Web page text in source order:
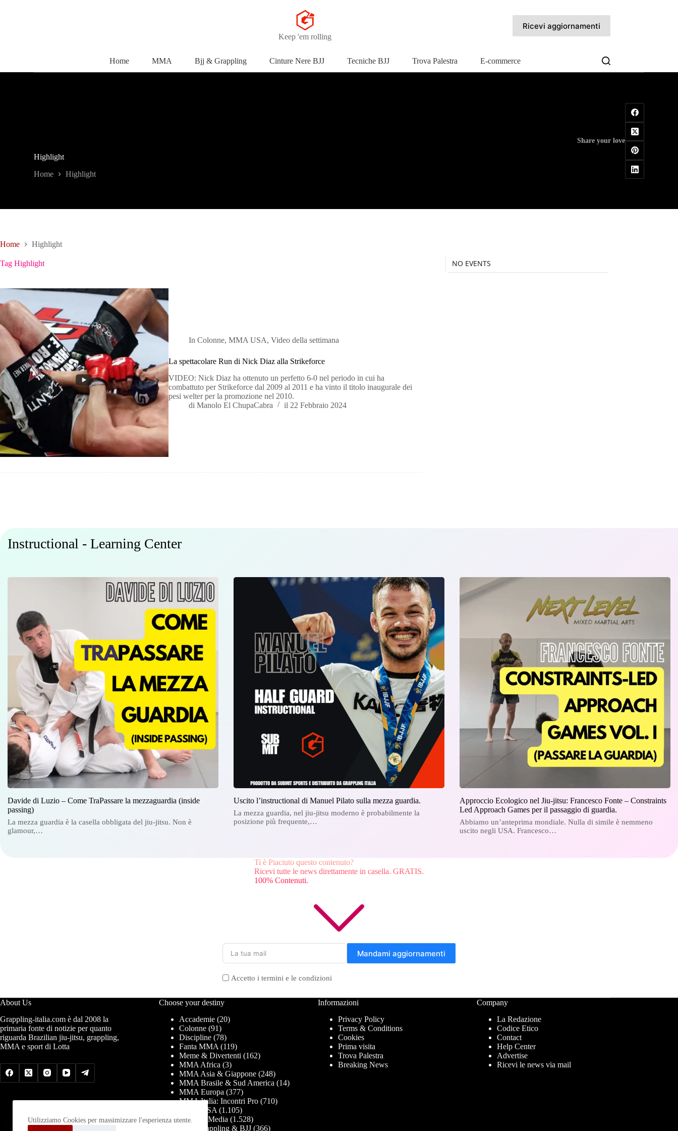
Utilizziamo Cookies per massimizzare l'esperienza utente.
Keep 'em rolling
Ricevi aggiornamenti
Home MMA Bjj & Grappling Cinture Nere BJJ Tecniche BJJ Trova Palestra E-commerce
Highlight
Home Highlight
Share your love
Home Highlight
Tag Highlight
In Colonne,MMA USA,Video della settimana
La spettacolare Run di Nick Diaz alla Strikeforce
VIDEO: Nick Diaz ha ottenuto un perfetto 6-0 nel periodo in cui ha
combattuto per Strikeforce dal 2009 al 2011 e ha vinto il titolo inaugurale dei
pesi welter per la promozione nel 2010.
di Manolo El ChupaCabra il 22 Febbraio 2024
NO EVENTS
Instructional - Learning Center
Davide di Luzio – Come TraPassare la mezzaguardia (inside
passing)
La mezza guardia è la casella obbligata del jiu-jitsu. Non è
glamour,…
Uscito l’instructional di Manuel Pilato sulla mezza guardia.
La mezza guardia, nel jiu-jitsu moderno è probabilmente la
posizione più frequente,…
Approccio Ecologico nel Jiu-jitsu: Francesco Fonte – Constraints
Led Approach Games per il passaggio di guardia.
Abbiamo un’anteprima mondiale. Nulla di simile è nemmeno
uscito negli USA. Francesco…
Ti è Piaciuto questo contenuto?
Ricevi tutte le news direttamente in casella. GRATIS.
100% Contenuti.
Mandami aggiornamenti
Accetto i termini e le condizioni
About Us
Grappling-italia.com è dal 2008 la
primaria fonte di notizie per quanto
riguarda Brazilian jiu-jitsu, grappling,
MMA e sport di Lotta
Choose your destiny
Accademie(20)
Colonne(91)
Discipline(78)
Fanta MMA (119)
Meme & Divertenti (162)
MMA Africa (3)
MMA Asia & Giappone(248)
MMA Brasile & Sud America (14)
MMA Europa (377)
MMA Italia: Incontri Pro(710)
MMA USA (1.105)
News & Media (1.528)
PRO Grappling & BJJ(366)
Informazioni
Privacy Policy
Terms & Conditions
Cookies
Prima visita
Trova Palestra
Breaking News
Company
La Redazione
Codice Etico
Contact
Help Center
Advertise
Ricevi le news via mail